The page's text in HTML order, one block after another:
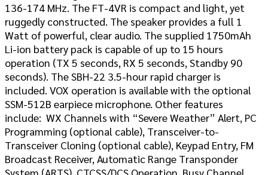
136-174 MHz. The FT-4VR is compact and light, yet
ruggedly constructed. The speaker provides a full 1
Watt of powerful, clear audio. The supplied 1750mAh
Li-ion battery pack is capable of up to 15 hours
operation (TX 5 seconds, RX 5 seconds, Standby 90
seconds). The SBH-22 3.5-hour rapid charger is
included. VOX operation is available with the optional
SSM-512B earpiece microphone. Other features
include: WX Channels with “Severe Weather” Alert, PC
Programming (optional cable), Transceiver-to-
Transceiver Cloning (optional cable), Keypad Entry, FM
Broadcast Receiver, Automatic Range Transponder